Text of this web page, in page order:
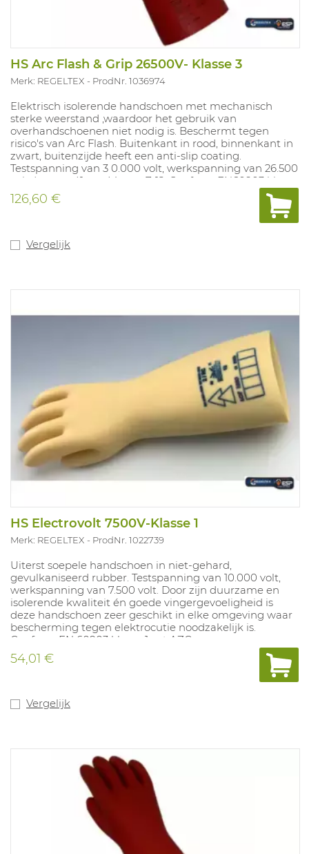
HS Arc Flash & Grip 26500V- Klasse 3
Merk: REGELTEX ProdNr. 1036974
Elektrisch isolerende handschoen met mechanisch
sterke weerstand ,waardoor het gebruik van
overhandschoenen niet nodig is. Beschermt tegen
risico's van Arc Flash. Buitenkant in rood, binnenkant in
zwart, buitenzijde heeft een anti-slip coating.
Testspanning van 3 0.000 volt, werkspanning van 26.500
volt. Lengte 41 cm, Maten: 7-12. Conform EN60903 klasse
3 cat RC. ARC 4>40(cal/cm²) ASTM F2675: 73,2cal/cm²
126,60 €
Vergelijk
HS Electrovolt 7500V-Klasse 1
Merk: REGELTEX ProdNr. 1022739
Uiterst soepele handschoen in niet-gehard,
gevulkaniseerd rubber. Testspanning van 10.000 volt,
werkspanning van 7.500 volt. Door zijn duurzame en
isolerende kwaliteit én goede vingergevoeligheid is
deze handschoen zeer geschikt in elke omgeving waar
bescherming tegen elektrocutie noodzakelijk is.
Conform EN 60903 klasse 1 cat AZC.
54,01 €
Vergelijk